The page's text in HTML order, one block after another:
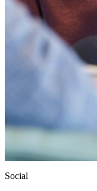
Social